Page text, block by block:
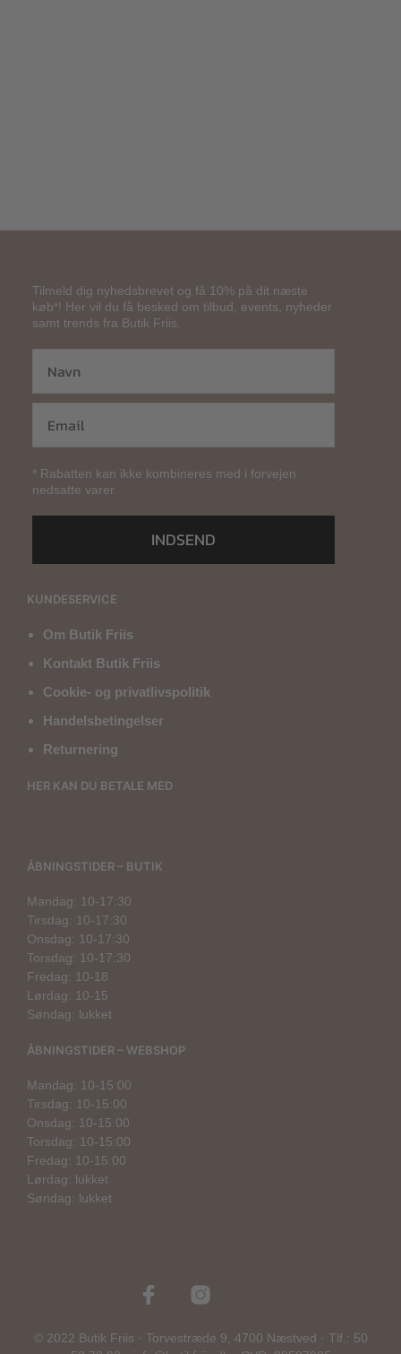
Tilmeld dig nyhedsbrevet og få 10% på dit næste
køb*! Her vil du få besked om tilbud, events, nyheder
samt trends fra Butik Friis.
* Rabatten kan ikke kombineres med i forvejen
nedsatte varer.
INDSEND
KUNDESERVICE
Om Butik Friis
Kontakt Butik Friis
Cookie- og privatlivspolitik
Handelsbetingelser
Returnering
HER KAN DU BETALE MED
ÅBNINGSTIDER – BUTIK
Mandag: 10-17:30
Tirsdag: 10-17:30
Onsdag: 10-17:30
Torsdag: 10-17:30
Fredag: 10-18
Lørdag: 10-15
Søndag: lukket
ÅBNINGSTIDER – WEBSHOP
Mandag: 10-15:00
Tirsdag: 10-15:00
Onsdag: 10-15:00
Torsdag: 10-15:00
Fredag: 10-15:00
Lørdag: lukket
Søndag: lukket
© 2022 Butik Friis · Torvestræde 9, 4700 Næstved · Tlf.: 50